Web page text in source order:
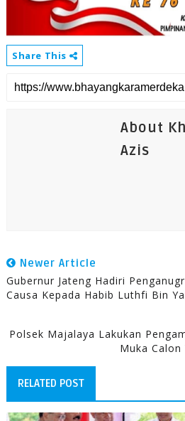
Share This
About
Azis
Newer Article
Gubernur Jateng Hadiri
Causa Kepada Habib Luthfi Bin
Polsek Majalaya Lakukan
Muka
RELATED POST